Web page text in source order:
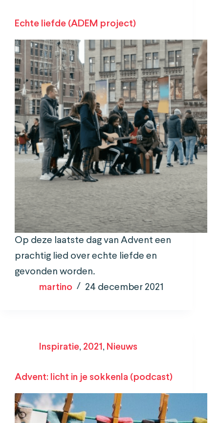
Echte liefde (ADEM project)
Op deze laatste dag van Advent een
prachtig lied over echte liefde en
gevonden worden.
martino 24 december 2021
Inspiratie, 2021 , Nieuws
Advent: licht in je sokkenla (podcast)